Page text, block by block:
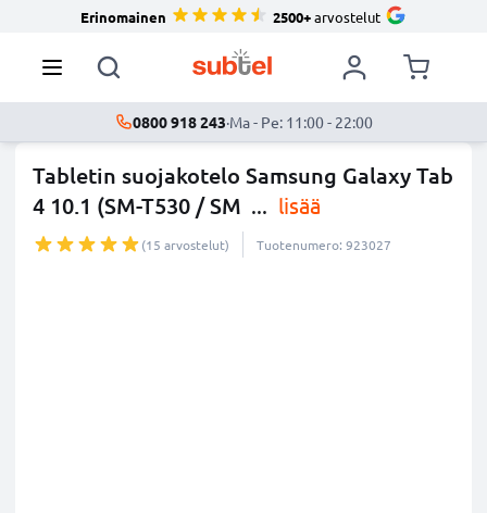
Erinomainen 2500+arvostelut
0800 918 243·Ma - Pe: 11:00 - 22:00
Tabletin suojakotelo Samsung Galaxy Tab
4 10.1 (SM-T530 / SM ... lisää
(15 arvostelut) Tuotenumero: 923027